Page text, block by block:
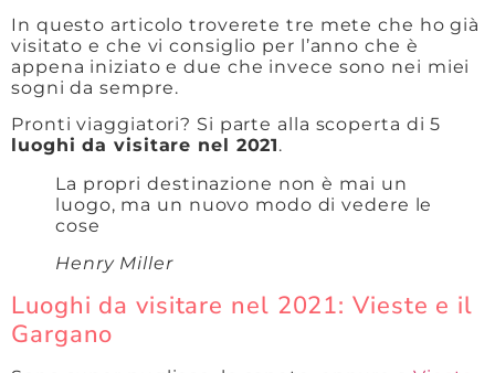
In questo articolo troverete tre mete che ho già
visitato e che vi consiglio per l’anno che è
appena iniziato e due che invece sono nei miei
sogni da sempre.
Pronti viaggiatori? Si parte alla scoperta di 5
luoghi da visitare nel 2021.
La propri destinazione non è mai un
luogo, ma un nuovo modo di vedere le
cose
Henry Miller
Luoghi da visitare nel 2021: Vieste e il
Gargano